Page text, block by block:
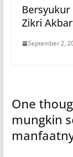
Zikri
September 2,
One
mungkin